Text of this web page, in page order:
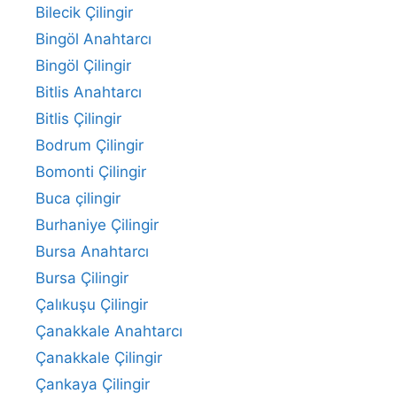
Bilecik Çilingir
Bingöl Anahtarcı
Bingöl Çilingir
Bitlis Anahtarcı
Bitlis Çilingir
Bodrum Çilingir
Bomonti Çilingir
Buca çilingir
Burhaniye Çilingir
Bursa Anahtarcı
Bursa Çilingir
Çalıkuşu Çilingir
Çanakkale Anahtarcı
Çanakkale Çilingir
Çankaya Çilingir